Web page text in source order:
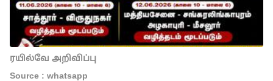
ரயில்வே அறிவிப்பு
Source : whatsapp